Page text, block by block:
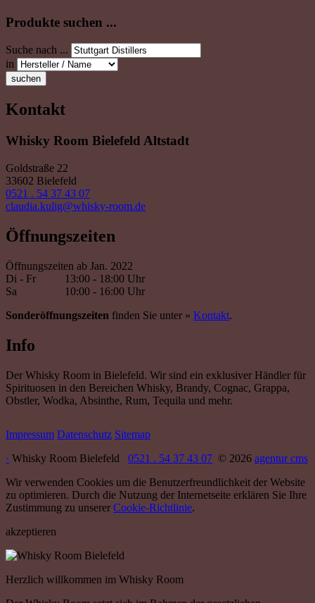
Produkte suchen ...
Suche nach ...
in
suchen
Kontakt
Whisky Room Bielefeld Altstadt
Goldstraße 22
33602 Bielefeld
0521 . 54 37 43 07
claudia.kulig@whisky-room.de
Öffnungszeiten
Öffnungszeiten ab Jan. 2022
Di - Fr
13:00 - 18:00 Uhr
Sa
10:00 - 16:00 Uhr
Sonderöffnungszeiten finden Sie unter » Kontakt.
Info
Der Whisky Room in Bielefeld. Wir sind ein exklusiver Händler für
Spirituosen in den Bereichen Whisky, Brandy, Cognac, Grappa,
Obstler, Wodka, Absinthe, Rum, Tequila und mehr.
Impressum Datenschutz Sitemap
· Whisky Room Bielefeld 0521 . 54 37 43 07 © 2026 agentur cms
Wir verwenden Cookies um die Benutzerfreundlichkeit der Website
zu optimieren. Durch die Nutzung der Internetseite erklären Sie Ihre
Zustimmung zu unserer Cookie-Richtlinie.
akzeptieren
Herzlich willkommen im Whisky Room